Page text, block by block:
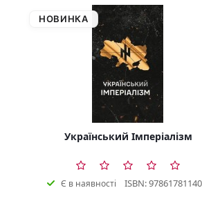
НОВИНКА
Український Імперіалізм
Є в наявності ISBN: